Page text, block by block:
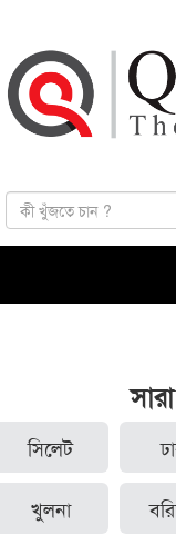
সিলেট
খুলনা